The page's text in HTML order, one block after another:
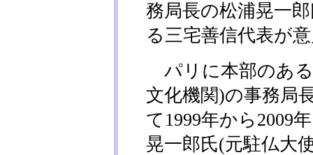
務局長の松浦晃一
る三宅善信代表が
パリに本部のある
文化機関)の事務局
て1999年から2009
晃一郎氏(元駐仏大